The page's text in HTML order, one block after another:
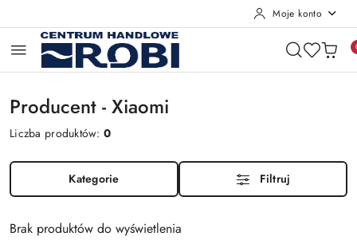
Moje konto
Producent - Xiaomi
Liczba produktów:0
Kategorie Filtruj
Brak produktów do wyświetlenia